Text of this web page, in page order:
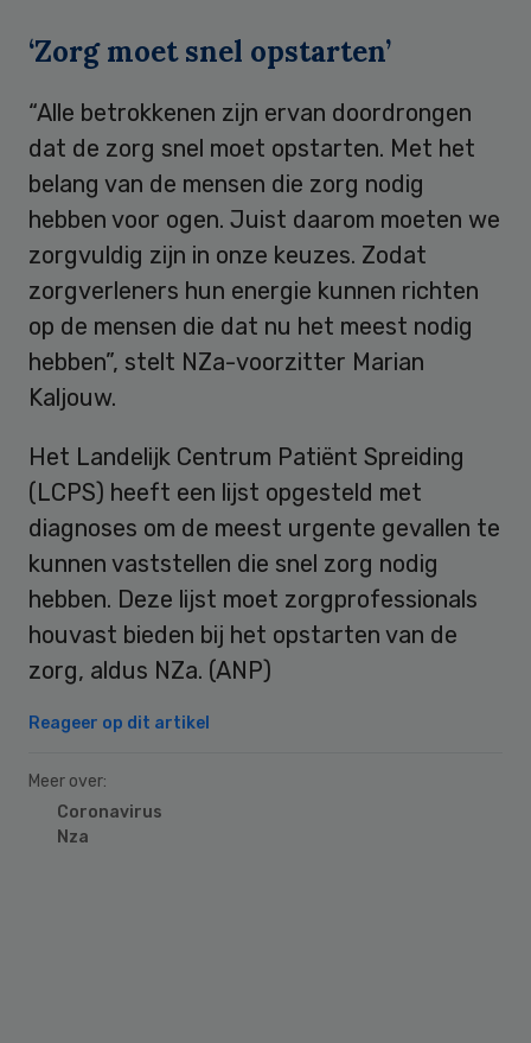
‘Zorg moet snel opstarten’
“Alle betrokkenen zijn ervan doordrongen
dat de zorg snel moet opstarten. Met het
belang van de mensen die zorg nodig
hebben voor ogen. Juist daarom moeten we
zorgvuldig zijn in onze keuzes. Zodat
zorgverleners hun energie kunnen richten
op de mensen die dat nu het meest nodig
hebben”, stelt NZa-voorzitter Marian
Kaljouw.
Het Landelijk Centrum Patiënt Spreiding
(LCPS) heeft een lijst opgesteld met
diagnoses om de meest urgente gevallen te
kunnen vaststellen die snel zorg nodig
hebben. Deze lijst moet zorgprofessionals
houvast bieden bij het opstarten van de
zorg, aldus NZa. (ANP)
Reageer op dit artikel
Meer over:
Coronavirus
Nza